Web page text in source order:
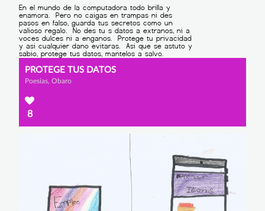
PROTEGE TUS DATOS
Poesías, Obaro
8